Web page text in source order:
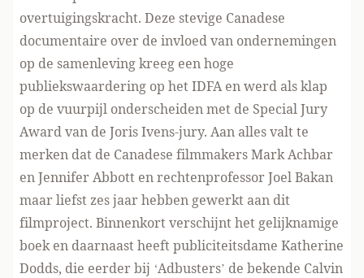
overtuigingskracht. Deze stevige Canadese
documentaire over de invloed van ondernemingen
op de samenleving kreeg een hoge
publiekswaardering op het IDFA en werd als klap
op de vuurpijl onderscheiden met de Special Jury
Award van de Joris Ivens-jury. Aan alles valt te
merken dat de Canadese filmmakers Mark Achbar
en Jennifer Abbott en rechtenprofessor Joel Bakan
maar liefst zes jaar hebben gewerkt aan dit
filmproject. Binnenkort verschijnt het gelijknamige
boek en daarnaast heeft publiciteitsdame Katherine
Dodds, die eerder bij ‘Adbusters’ de bekende Calvin